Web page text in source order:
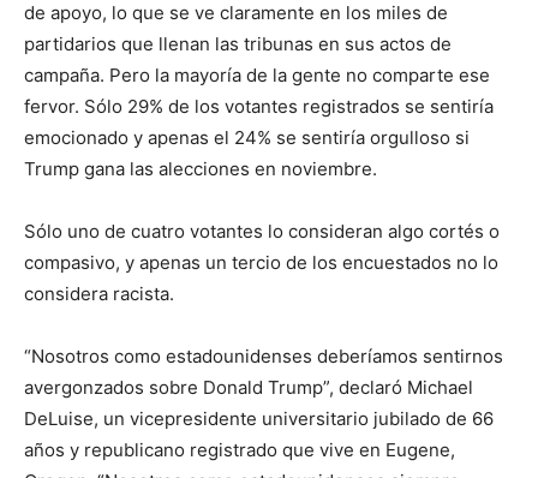
de apoyo, lo que se ve claramente en los miles de
partidarios que llenan las tribunas en sus actos de
campaña. Pero la mayoría de la gente no comparte ese
fervor. Sólo 29% de los votantes registrados se sentiría
emocionado y apenas el 24% se sentiría orgulloso si
Trump gana las alecciones en noviembre.
Sólo uno de cuatro votantes lo consideran algo cortés o
compasivo, y apenas un tercio de los encuestados no lo
considera racista.
“Nosotros como estadounidenses deberíamos sentirnos
avergonzados sobre Donald Trump”, declaró Michael
DeLuise, un vicepresidente universitario jubilado de 66
años y republicano registrado que vive en Eugene,